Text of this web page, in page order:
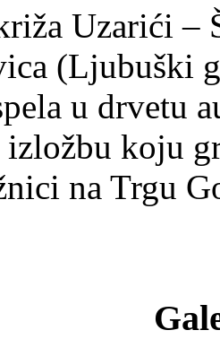
Uzarići –
(Ljubuški
u drvetu
izložbu koju
na Trgu